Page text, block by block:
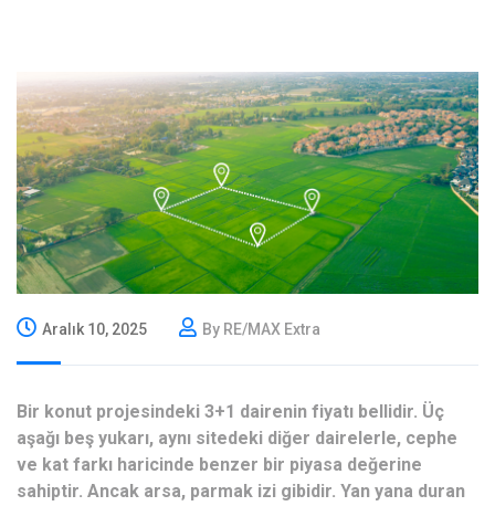
Aralık 10, 2025 By RE/MAX Extra
Bir konut projesindeki 3+1 dairenin fiyatı bellidir. Üç
aşağı beş yukarı, aynı sitedeki diğer dairelerle, cephe
ve kat farkı haricinde benzer bir piyasa değerine
sahiptir. Ancak arsa, parmak izi gibidir. Yan yana duran